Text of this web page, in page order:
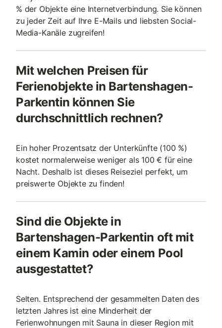
% der Objekte eine Internetverbindung. Sie können
zu jeder Zeit auf Ihre E-Mails und liebsten Social-
Media-Kanäle zugreifen!
Mit welchen Preisen für
Ferienobjekte in Bartenshagen-
Parkentin können Sie
durchschnittlich rechnen?
Ein hoher Prozentsatz der Unterkünfte (100 %)
kostet normalerweise weniger als 100 € für eine
Nacht. Deshalb ist dieses Reiseziel perfekt, um
preiswerte Objekte zu finden!
Sind die Objekte in
Bartenshagen-Parkentin oft mit
einem Kamin oder einem Pool
ausgestattet?
Selten. Entsprechend der gesammelten Daten des
letzten Jahres ist eine Minderheit der
Ferienwohnungen mit Sauna in dieser Region mit